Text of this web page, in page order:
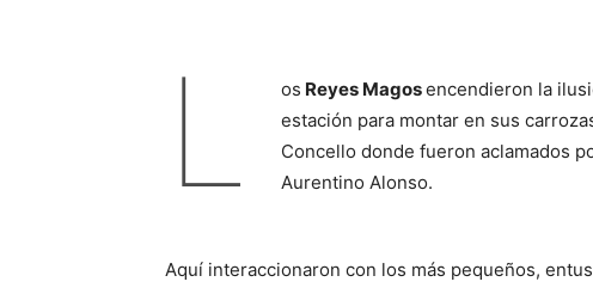
L os Reyes Magosencendieron la
estación para montar en sus
Concello donde fueron aclamados
Aurentino Alonso.
Aquí interaccionaron con los más pequeños,